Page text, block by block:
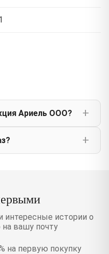
Ариель ООО?
интересные истории о
вашу почту
на первую покупку